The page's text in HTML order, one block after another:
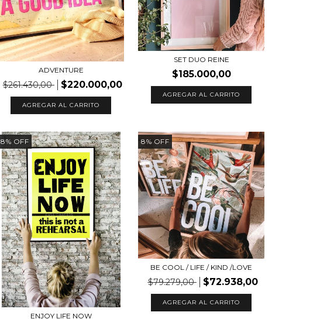
ADVENTURE
$261.430,00 $220.000,00
AGREGAR AL CARRITO
SET DUO REINE
$185.000,00
AGREGAR AL CARRITO
8% OFF
ENJOY LIFE NOW
8% OFF
BE COOL / LIFE / KIND /LOVE
$79.279,00 $72.938,00
AGREGAR AL CARRITO